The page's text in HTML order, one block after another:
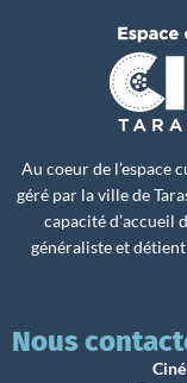
Au coeur de l’espace
géré par la ville de
capacité d’accueil
généraliste et détient
Nous